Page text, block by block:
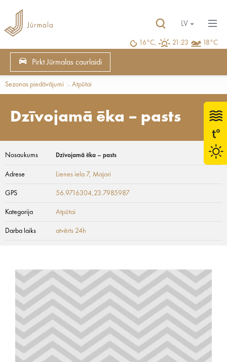
16°C, 21:23 18°C
LV
Pirkt Jūrmalas caurlaidi
Sezonas piedāvājumi Atpūtai
Dzīvojamā ēka – pasts
Nosaukums Dzīvojamā ēka – pasts
Adrese Lienes iela 7, Majori
GPS 56.9716304,23.7985987
Kategorija Atpūtai
Darba laiks atvērts 24h